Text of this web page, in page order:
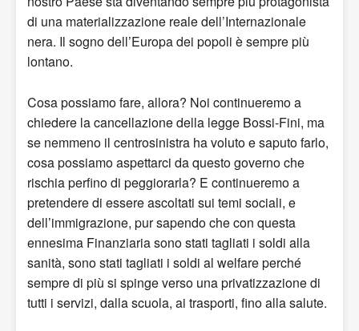
di una materializzazione reale dell’Internazionale
nera. Il sogno dell’Europa dei popoli è sempre più
lontano.
Cosa possiamo fare, allora? Noi continueremo a
chiedere la cancellazione della legge Bossi-Fini, ma
se nemmeno il centrosinistra ha voluto e saputo farlo,
cosa possiamo aspettarci da questo governo che
rischia perfino di peggiorarla? E continueremo a
pretendere di essere ascoltati sui temi sociali, e
dell’immigrazione, pur sapendo che con questa
ennesima Finanziaria sono stati tagliati i soldi alla
sanità, sono stati tagliati i soldi al welfare perché
sempre di più si spinge verso una privatizzazione di
tutti i servizi, dalla scuola, ai trasporti, fino alla salute.